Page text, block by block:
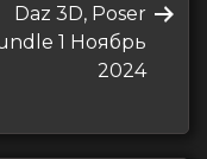
Следующая
запись
Daz 3D, Poser
1 Ноябрь
2024